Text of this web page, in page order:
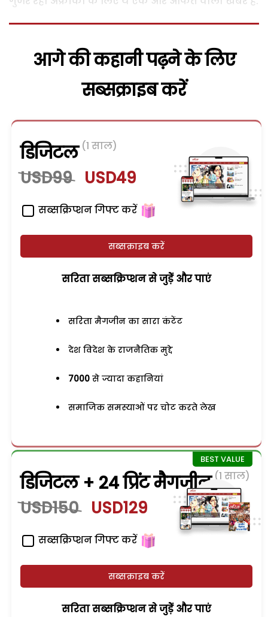
आगे की कहानी पढ़ने के लिए
सब्सक्राइब करें
डिजिटल (1 साल)
USD99 USD49
सब्सक्रिप्शन गिफ्ट करें
सब्सक्राइब करें
सरिता सब्सक्रिप्शन से जुड़ेें और पाएं
सरिता मैगजीन का सारा कंटेंट
देश विदेश के राजनैतिक मुद्दे
7000 से ज्यादा कहानियां
समाजिक समस्याओं पर चोट करते लेख
डिजिटल + 24 प्रिंट मैगजीन (1 साल)
USD150 USD129
सब्सक्रिप्शन गिफ्ट करें
सब्सक्राइब करें
सरिता सब्सक्रिप्शन से जुड़ेें और पाएं